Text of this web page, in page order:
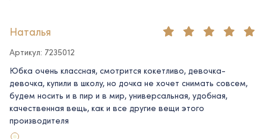
Наталья
Артикул: 7235012
Юбка очень классная, смотрится кокетливо, девочка-
девочка, купили в школу, но дочка не хочет снимать совсем,
будем носить и в пир и в мир, универсальная, удобная,
качественная вещь, как и все другие вещи этого
производителя